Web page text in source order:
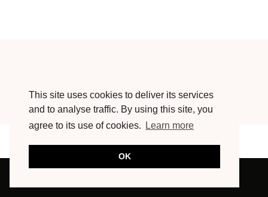
This site uses cookies to deliver its services
and to analyse traffic. By using this site, you
agree to its use of cookies.
Learn more
OK